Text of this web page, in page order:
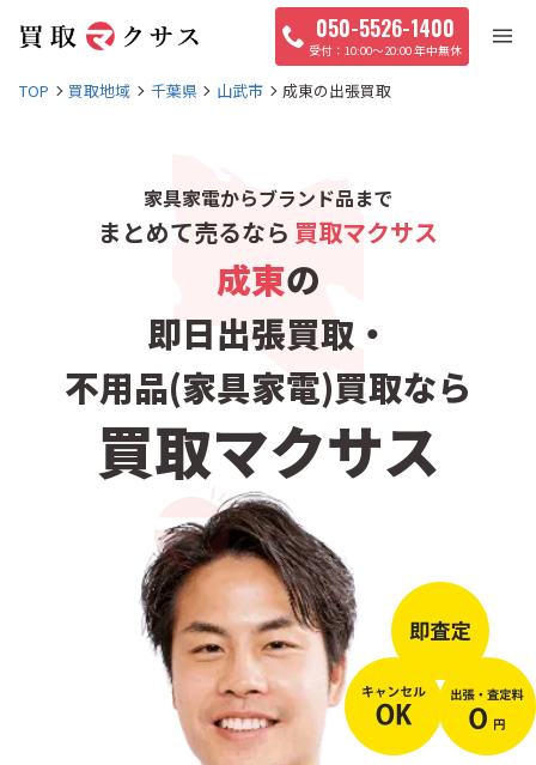
050-5526-1400
10:00〜20:00 年中無休
TOP 買取地域 千葉県 山武市 成東の出張買取
家具家電からブランド品まで
まとめて売るなら 買取マクサス
成東の
即日出張買取・
不用品(家具家電)買取なら
買取マクサス